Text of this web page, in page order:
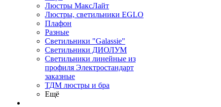
Люстры МаксЛайт
Люстры, светильники EGLO
Плафон
Разные
Светильники "Galassie"
Светильники ДИОЛУМ
Светильники линейные из
профиля Электростандарт
заказные
ТДМ люстры и бра
Ещё